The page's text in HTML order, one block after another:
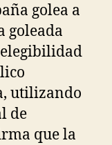
golea a
goleada
utilizando
de
que la